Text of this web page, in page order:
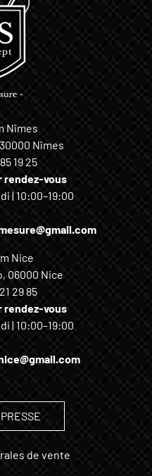
Nîmes
Nîmes
19 25
rendez-vous
| 10:00–19:00
Nice
06000 Nice
29 85
rendez-vous
| 10:00–19:00
de vente